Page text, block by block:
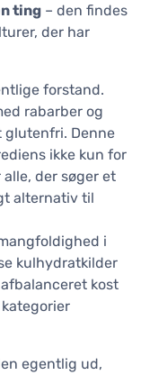
ting – den findes
der har
forstand.
rabarber og
glutenfri. Denne
ikke kun for
der søger et
alternativ til
i
kulhydratkilder
kost
egentlig ud,